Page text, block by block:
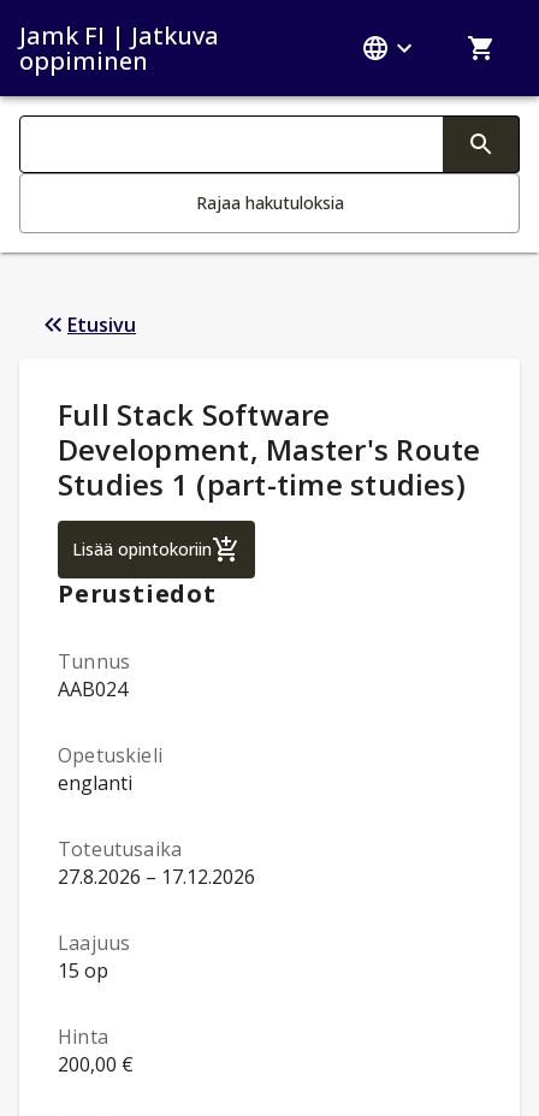
Jamk FI | Jatkuva
oppiminen
Haku kategoriat
Rajaa hakutuloksia
Etusivu
Opintotiedot:
Full Stack Software
Development, Master's Route
Studies 1 (part-time studies)
Lisää opintokoriinFull Stack Software Development,
Perustiedot
Tunnus
AAB024
Opetuskieli
englanti
Toteutusaika
27.8.2026 – 17.12.2026
Laajuus
15 op
Hinta
200,00 €